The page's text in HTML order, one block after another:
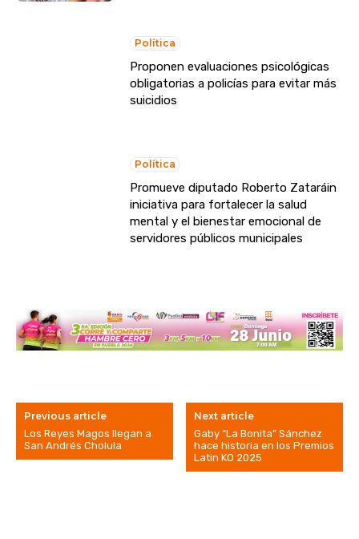
Política
Proponen evaluaciones psicológicas
obligatorias a policías para evitar más
suicidios
Política
Promueve diputado Roberto Zataráin
iniciativa para fortalecer la salud
mental y el bienestar emocional de
servidores públicos municipales
Previous article
Los Reyes Magos llegan a
San Andrés Cholula
Next article
Gaby “La Bonita” Sánchez
hace historia en los Premios
Latin KO 2025